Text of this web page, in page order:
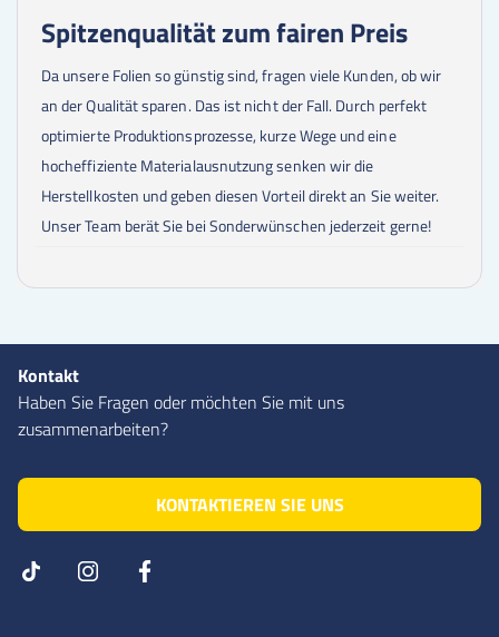
Spitzenqualität zum fairen Preis
Da unsere Folien so günstig sind, fragen viele Kunden, ob wir
an der Qualität sparen. Das ist nicht der Fall. Durch perfekt
optimierte Produktionsprozesse, kurze Wege und eine
hocheffiziente Materialausnutzung senken wir die
Herstellkosten und geben diesen Vorteil direkt an Sie weiter.
Unser Team berät Sie bei Sonderwünschen jederzeit gerne!
Kontakt
Haben Sie Fragen oder möchten Sie mit uns
zusammenarbeiten?
KONTAKTIEREN SIE UNS